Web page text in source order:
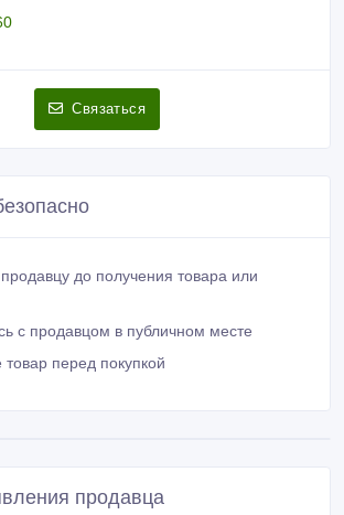
Связаться
до получения товара или
с продавцом в публичном месте
перед покупкой
продавца